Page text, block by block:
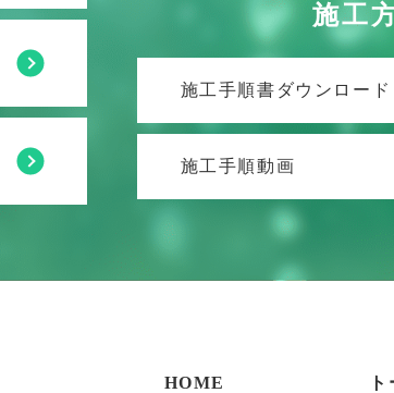
施工
施工手順書ダウンロード
施工手順動画
HOME